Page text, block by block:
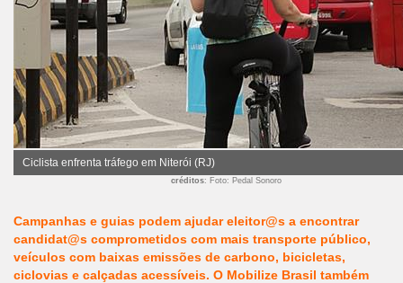
Ciclista enfrenta tráfego em Niterói (RJ)
créditos: Foto: Pedal Sonoro
Campanhas e guias podem ajudar eleitor@s a encontrar
candidat@s comprometidos com mais transporte público,
veículos com baixas emissões de carbono, bicicletas,
ciclovias e calçadas acessíveis. O Mobilize Brasil também